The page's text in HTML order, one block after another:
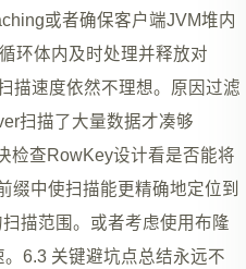
或者确保客户端JVM堆内
环体内及时处理并释放对
描速度依然不理想。原因过滤
扫描了大量数据才凑够
检查RowKey设计看是否能将
缀中使扫描能更精确地定位到
描范围。或者考虑使用布隆
6.3 关键避坑点总结永远不